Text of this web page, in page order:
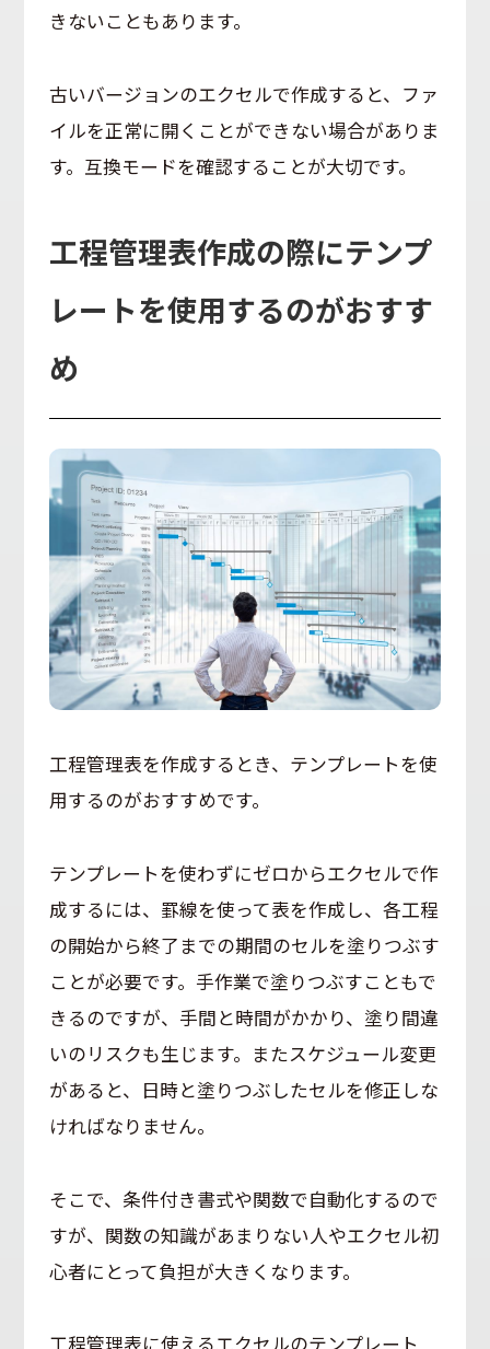
きないこともあります。
古いバージョンのエクセルで作成すると、ファ
イルを正常に開くことができない場合がありま
す。互換モードを確認することが大切です。
工程管理表作成の際にテンプ
レートを使用するのがおすす
め
工程管理表を作成するとき、テンプレートを使
用するのがおすすめです。
テンプレートを使わずにゼロからエクセルで作
成するには、罫線を使って表を作成し、各工程
の開始から終了までの期間のセルを塗りつぶす
ことが必要です。手作業で塗りつぶすこともで
きるのですが、手間と時間がかかり、塗り間違
いのリスクも生じます。またスケジュール変更
があると、日時と塗りつぶしたセルを修正しな
ければなりません。
そこで、条件付き書式や関数で自動化するので
すが、関数の知識があまりない人やエクセル初
心者にとって負担が大きくなります。
工程管理表に使えるエクセルのテンプレート